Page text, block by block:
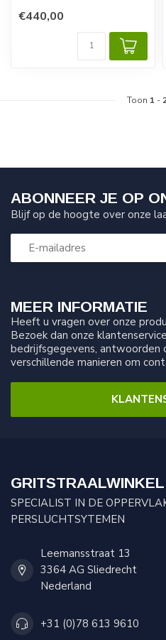
aanblaasunits in gebruik,
€440,00
Toon 1 -
MEER INFORMATIE
Heeft u vragen over onze
Bezoek dan onze
bedrijfsgegevens, antwoorden
verschillende manieren om
ABONNEER JE OP
Blijf op de hoogte over onze
GRITSTRAALWINKEL
SPECIALIST IN DE
PERSLUCHTSYTEMEN
Leemansstraat 13
3364 AG Sliedrecht
Nederland
+31 (0)78 613 9610